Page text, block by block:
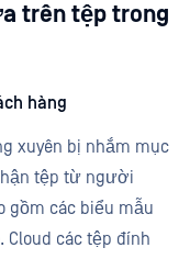
trên tệp trong
hàng
xuyên bị nhắm mục
tệp từ người
gồm các biểu mẫu
Cloud các tệp đính